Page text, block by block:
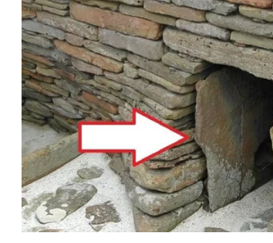
LAPAK
WAHANA
Wahana
Network
KONSUMEN
LISTRIK
MASYARAKAT